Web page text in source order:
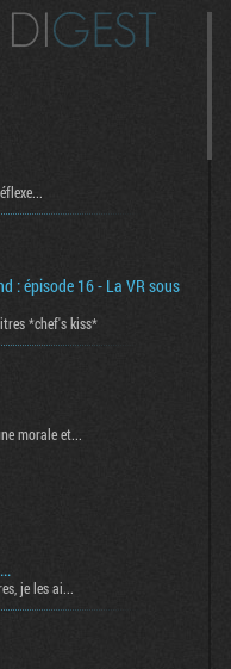
: épisode 16 - La VR sous
*chef's kiss*
morale et...
je les ai...